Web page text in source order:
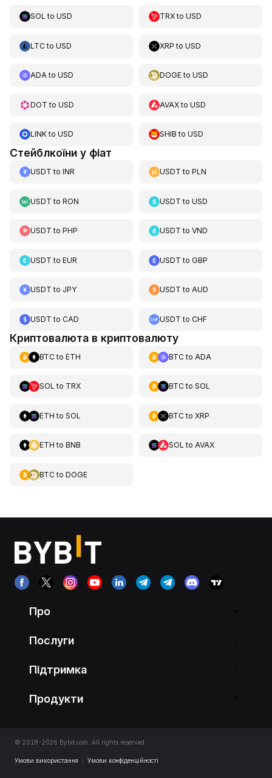
SOL to USD TRXtoUSD
LTCto USD XRP toUSD
ADAto USD DOGEtoUSD
DOT to USD AVAXtoUSD
LINKto USD SHIB toUSD
Стейблкоїни у фіат
USDT to INR USDT toPLN
USDT to RON USDT toUSD
USDT to PHP USDT toVND
USDT to EUR USDT toGBP
USDT to JPY USDT toAUD
USDT to CAD USDT toCHF
Криптовалюта в криптовалюту
BTCto ETH BTCto ADA
SOL to TRX BTCto SOL
ETH to SOL BTCto XRP
ETH to BNB SOL to AVAX
BTCto DOGE
Про
Послуги
Підтримка
Продукти
© 2018-2026 Bybit.com. All rights reserved.
Умови використання Умови конфіденційності